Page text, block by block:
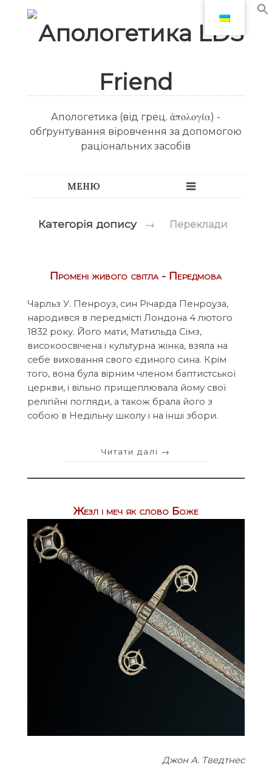
Апологетика (від грец. ἀπολογία) -
обґрунтування віровчення за допомогою
раціональних засобів
Категорія допису → Переклади
Промені живого світла - Передмова
Чарльз У. Пенроуз, син Річарда Пенроуза,
народився в передмісті Лондона 4 лютого
1832 року. Його мати, Матильда Сімз,
високоосвічена і культурна жінка, взяла на
себе виховання свого єдиного сина. Крім
того, вона була вірним членом баптистської
церкви, і вільно прищеплювала йому свої
релігійні погляди, а також брала його з
собою в Недільну школу і на інші збори.
Читати далі →
Жезл і меч як слово Боже
Джон А. Тведтнес